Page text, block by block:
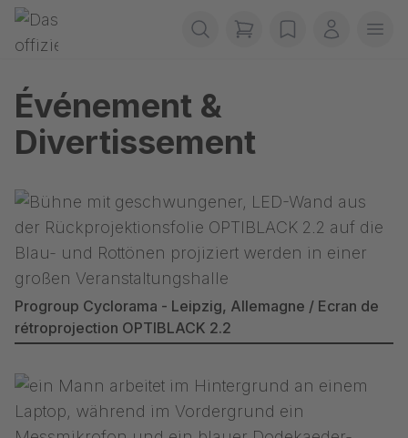
Passer la navigation
Gerriets
items in cart, view
wishlistMon
Événement &
Divertissement
Progroup Cyclorama - Leipzig, Allemagne / Ecran de
rétroprojection OPTIBLACK 2.2